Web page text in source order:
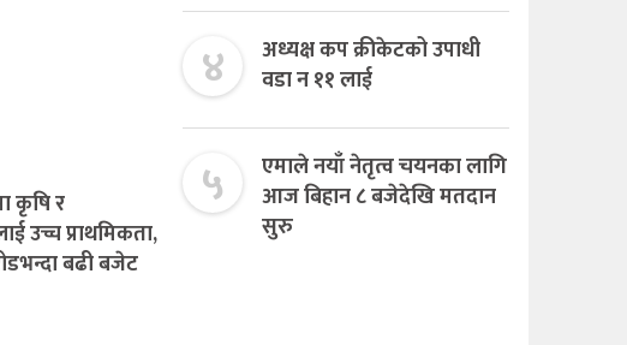
कृषि र
उच्च प्राथमिकता,
बढी बजेट
४
अध्यक्ष कप क्रीकेटको उपाधी
वडा न ११ लाई
५
एमाले नयाँ नेतृत्व चयनका लागि
आज बिहान ८ बजेदेखि मतदान
सुरु